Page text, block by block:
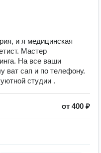
и я медицинская
Мастер
На все ваши
ват сап и по телефону.
студии .
от 400 ₽